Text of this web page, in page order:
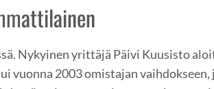
Nykyinen yrittäjä Päivi Kuusisto
vuonna 2003 omistajan